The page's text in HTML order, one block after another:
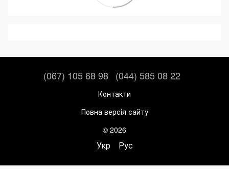
(067) 105 68 98 (044) 585 08 22
Контакти
Повна версія сайту
© 2026
Укр Рус